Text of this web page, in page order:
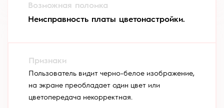
Неисправность платы цветонастройки.
Пользователь видит черно-белое изображение,
на экране преобладает один цвет или
цветопередача некорректная.